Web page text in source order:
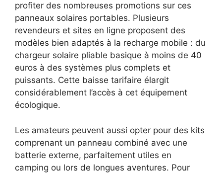
profiter des nombreuses promotions sur ces
panneaux solaires portables. Plusieurs
revendeurs et sites en ligne proposent des
modèles bien adaptés à la recharge mobile : du
chargeur solaire pliable basique à moins de 40
euros à des systèmes plus complets et
puissants. Cette baisse tarifaire élargit
considérablement l’accès à cet équipement
écologique.
Les amateurs peuvent aussi opter pour des kits
comprenant un panneau combiné avec une
batterie externe, parfaitement utiles en
camping ou lors de longues aventures. Pour